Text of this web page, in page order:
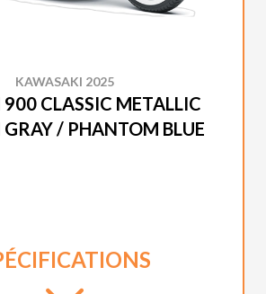
KAWASAKI 2025
CLASSIC METALLIC
/ PHANTOM BLUE